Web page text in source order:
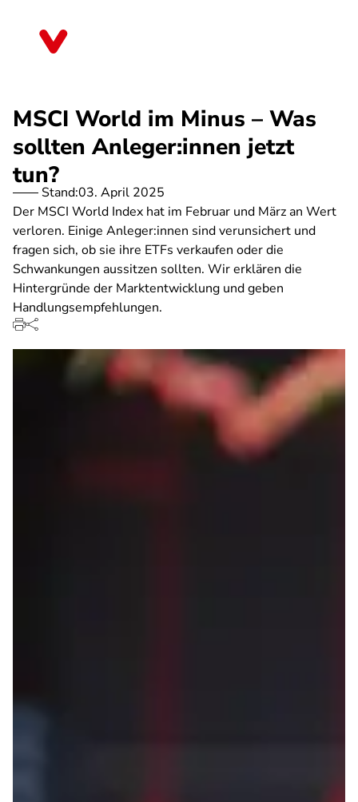
MSCI World im Minus – Was
sollten Anleger:innen jetzt
tun?
Stand:03. April 2025
Der MSCI World Index hat im Februar und März an Wert
verloren. Einige Anleger:innen sind verunsichert und
fragen sich, ob sie ihre ETFs verkaufen oder die
Schwankungen aussitzen sollten. Wir erklären die
Hintergründe der Marktentwicklung und geben
Handlungsempfehlungen.